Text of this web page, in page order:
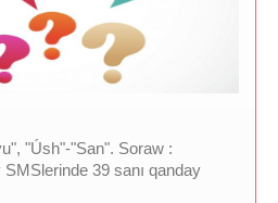
"Úsh"-"San". Soraw :
39 sanı qanday